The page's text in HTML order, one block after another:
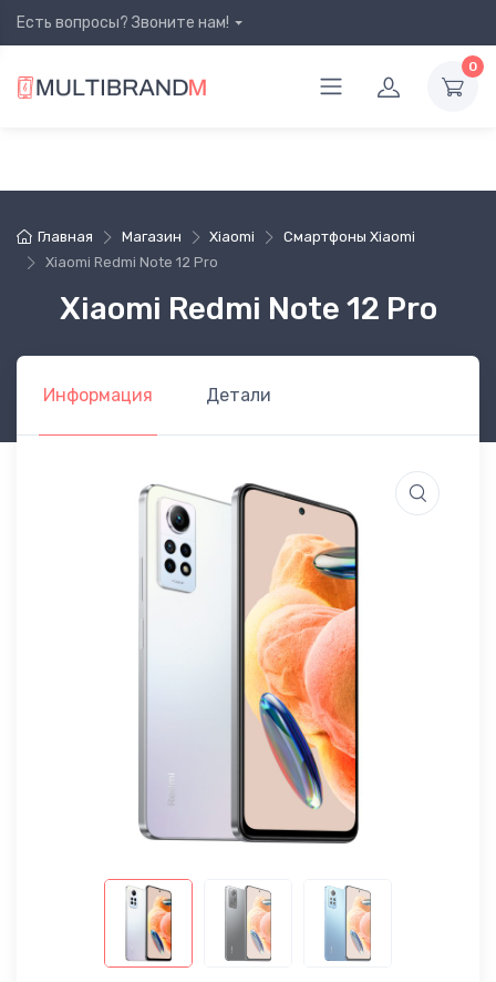
Есть вопросы? Звоните нам!
0
Главная Магазин Xiaomi
Смартфоны Xiaomi
Xiaomi Redmi Note 12 Pro
Xiaomi Redmi Note 12 Pro
Информация Детали